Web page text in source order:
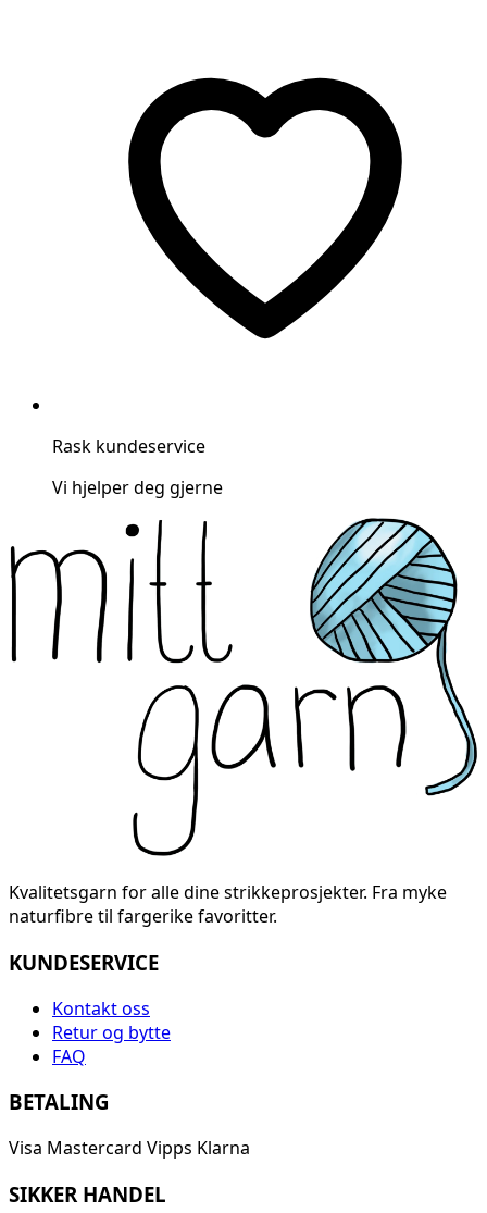
Rask kundeservice
Vi hjelper deg gjerne
Kvalitetsgarn for alle dine strikkeprosjekter. Fra myke
naturfibre til fargerike favoritter.
KUNDESERVICE
Kontakt oss
Retur og bytte
FAQ
BETALING
Visa Mastercard Vipps Klarna
SIKKER HANDEL